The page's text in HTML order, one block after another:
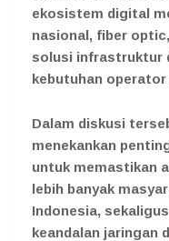
ekosistem digital
nasional, fiber
solusi infrastruktur
kebutuhan
Dalam diskusi
menekankan
untuk memastikan
lebih banyak
Indonesia,
keandalan jaringan